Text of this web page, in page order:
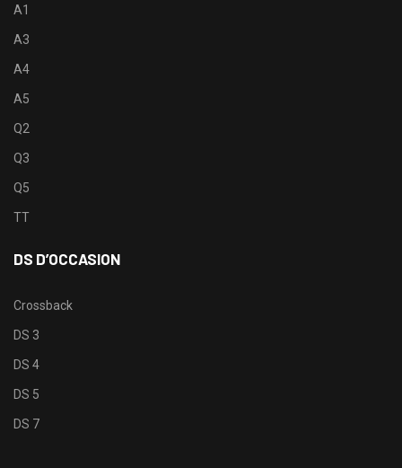
A1
A3
A4
A5
Q2
Q3
Q5
TT
DS D’OCCASION
Crossback
DS 3
DS 4
DS 5
DS 7